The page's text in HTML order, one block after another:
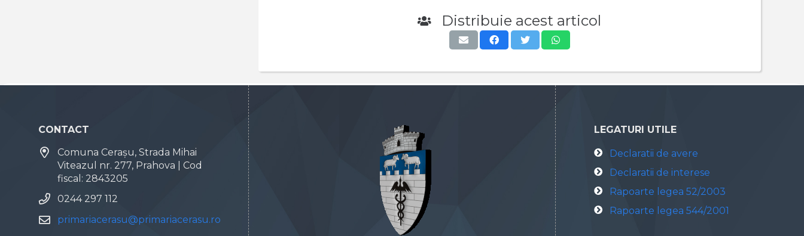
Distribuie acest articol
CONTACT
Comuna Cerașu, Strada Mihai
Viteazul nr. 277, Prahova | Cod
fiscal: 2843205
0244 297 112
primariacerasu@primariacerasu.ro
LEGATURI UTILE
Declaratii de avere
Declaratii de interese
Rapoarte legea 52/2003
Rapoarte legea 544/2001